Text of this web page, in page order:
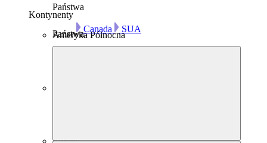
Kontynenty
Ameryka Północna
Państwa
Canada SUA
Państwa
Europa